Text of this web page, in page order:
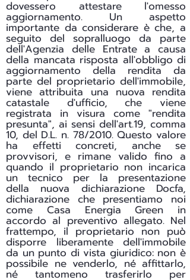
dovessero attestare l'omesso
aggiornamento. Un aspetto
importante da considerare è che, a
seguito del sopralluogo da parte
dell'Agenzia delle Entrate a causa
della mancata risposta all'obbligo di
aggiornamento della rendita da
parte del proprietario dell'immobile,
viene attribuita una nuova rendita
catastale d'ufficio, che viene
registrata in visura come "rendita
presunta", ai sensi dell'art.19, comma
10, del D.L. n. 78/2010. Questo valore
ha effetti concreti, anche se
provvisori, e rimane valido fino a
quando il proprietario non incarica
un tecnico per la presentazione
della nuova dichiarazione Docfa,
dichiarazione che presentiamo noi
come Casa Energia Green in
accordo al preventivo allegato. Nel
frattempo, il proprietario non può
disporre liberamente dell'immobile
da un punto di vista giuridico: non è
possibile ne venderlo, né affittarlo,
né tantomeno trasferirlo per